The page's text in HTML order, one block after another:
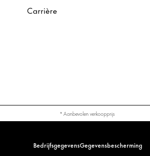
Carrière
* Aanbevolen verkoopprijs
BedrijfsgegevensGegevensbescherming